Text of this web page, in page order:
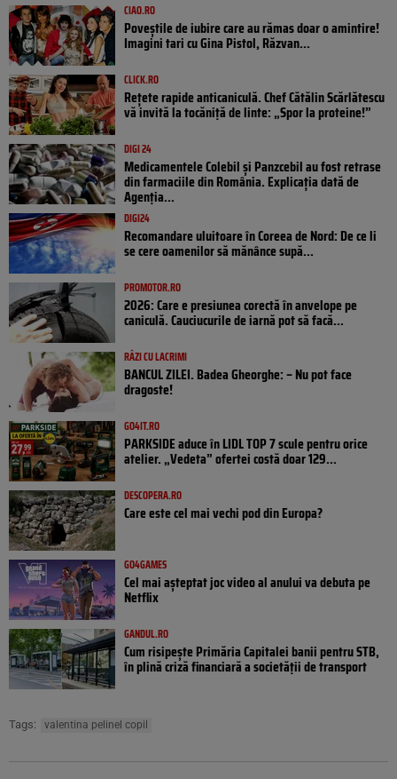
CIAO.RO
Poveştile de iubire care au rămas doar o amintire!
Imagini tari cu Gina Pistol, Răzvan...
CLICK.RO
Rețete rapide anticaniculă. Chef Cătălin Scărlătescu
vă invită la tocăniță de linte: „Spor la proteine!”
DIGI 24
Medicamentele Colebil și Panzcebil au fost retrase
din farmaciile din România. Explicația dată de
Agenția...
DIGI24
Recomandare uluitoare în Coreea de Nord: De ce li
se cere oamenilor să mănânce supă...
PROMOTOR.RO
2026: Care e presiunea corectă în anvelope pe
caniculă. Cauciucurile de iarnă pot să facă...
RÂZI CU LACRIMI
BANCUL ZILEI. Badea Gheorghe: – Nu pot face
dragoste!
GO4IT.RO
PARKSIDE aduce în LIDL TOP 7 scule pentru orice
atelier. „Vedeta” ofertei costă doar 129...
DESCOPERA.RO
Care este cel mai vechi pod din Europa?
GO4GAMES
Cel mai așteptat joc video al anului va debuta pe
Netflix
GANDUL.RO
Cum risipește Primăria Capitalei banii pentru STB,
în plină criză financiară a societății de transport
Tags: valentina pelinel copil